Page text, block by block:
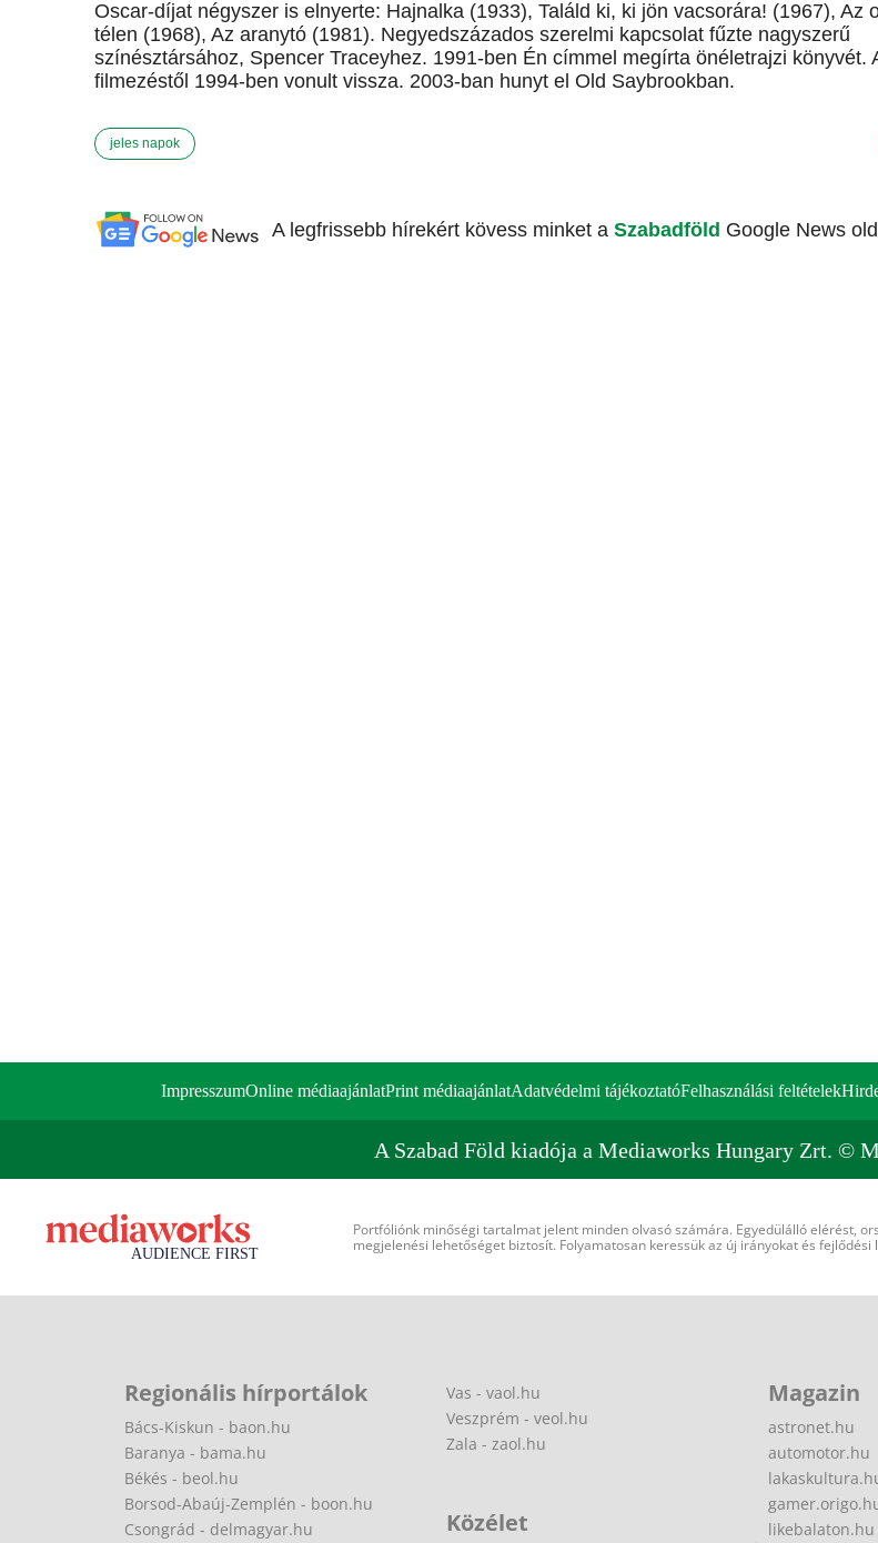
Oscar-díjat négyszer is elnyerte: Hajnalka (1933), Találd ki, ki jön vacsorára! (1967), Az
télen (1968), Az aranytó (1981). Negyedszázados szerelmi kapcsolat fűzte nagyszerű
színésztársához, Spencer Traceyhez. 1991-ben Én címmel megírta önéletrajzi könyvét.
filmezéstől 1994-ben vonult vissza. 2003-ban hunyt el Old Saybrookban.
jeles napok
A legfrissebb hírekért kövess minket a Szabadföld Google News
ImpresszumOnline médiaajánlatPrint médiaajánlatAdatvédelmi tájékoztatóFelhasználási feltételek
A Szabad Föld kiadója a Mediaworks Hungary Zrt. ©
Portfóliónk minőségi tartalmat jelent minden olvasó számára. Egyedülálló elérést,
megjelenési lehetőséget biztosít. Folyamatosan keressük az új irányokat és fejlődési
Regionális hírportálok
Bács-Kiskun - baon.hu
Baranya - bama.hu
Békés - beol.hu
Borsod-Abaúj-Zemplén - boon.hu
Csongrád - delmagyar.hu
Vas - vaol.hu
Veszprém - veol.hu
Zala - zaol.hu
Közélet
Magazin
astronet.hu
automotor.hu
likebalaton.hu